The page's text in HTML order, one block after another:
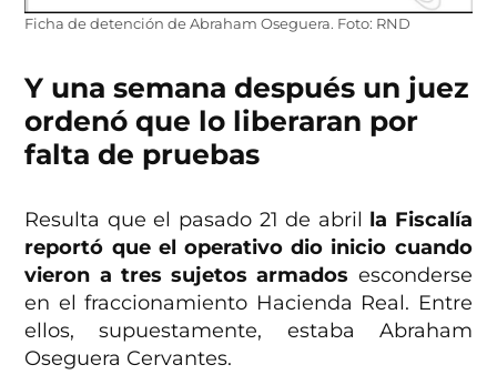
Ficha de detención de Abraham Oseguera. Foto: RND
Y una semana después un juez
ordenó que lo liberaran por
falta de pruebas
Resulta que el pasado 21 de abril la Fiscalía
reportó que el operativo dio inicio cuando
vieron a tres sujetos armados esconderse
en el fraccionamiento Hacienda Real. Entre
ellos, supuestamente, estaba Abraham
Oseguera Cervantes.